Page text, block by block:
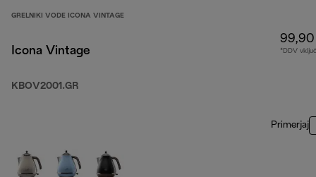
GRELNIKI VODE ICONA VINTAGE
Icona Vintage
KBOV2001.GR
*DDV
Primerjaj